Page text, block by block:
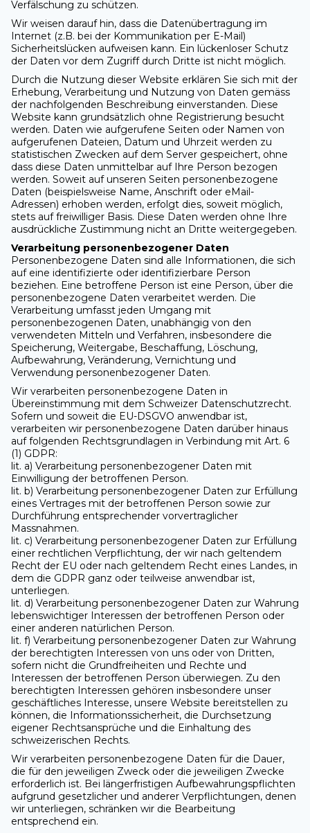
Verfälschung zu schützen.
Wir weisen darauf hin, dass die Datenübertragung im
Internet (z.B. bei der Kommunikation per E-Mail)
Sicherheitslücken aufweisen kann. Ein lückenloser Schutz
der Daten vor dem Zugriff durch Dritte ist nicht möglich.
Durch die Nutzung dieser Website erklären Sie sich mit der
Erhebung, Verarbeitung und Nutzung von Daten gemäss
der nachfolgenden Beschreibung einverstanden. Diese
Website kann grundsätzlich ohne Registrierung besucht
werden. Daten wie aufgerufene Seiten oder Namen von
aufgerufenen Dateien, Datum und Uhrzeit werden zu
statistischen Zwecken auf dem Server gespeichert, ohne
dass diese Daten unmittelbar auf Ihre Person bezogen
werden. Soweit auf unseren Seiten personenbezogene
Daten (beispielsweise Name, Anschrift oder eMail-
Adressen) erhoben werden, erfolgt dies, soweit möglich,
stets auf freiwilliger Basis. Diese Daten werden ohne Ihre
ausdrückliche Zustimmung nicht an Dritte weitergegeben.
Verarbeitung personenbezogener Daten
Personenbezogene Daten sind alle Informationen, die sich
auf eine identifizierte oder identifizierbare Person
beziehen. Eine betroffene Person ist eine Person, über die
personenbezogene Daten verarbeitet werden. Die
Verarbeitung umfasst jeden Umgang mit
personenbezogenen Daten, unabhängig von den
verwendeten Mitteln und Verfahren, insbesondere die
Speicherung, Weitergabe, Beschaffung, Löschung,
Aufbewahrung, Veränderung, Vernichtung und
Verwendung personenbezogener Daten.
Wir verarbeiten personenbezogene Daten in
Übereinstimmung mit dem Schweizer Datenschutzrecht.
Sofern und soweit die EU-DSGVO anwendbar ist,
verarbeiten wir personenbezogene Daten darüber hinaus
auf folgenden Rechtsgrundlagen in Verbindung mit Art. 6
(1) GDPR:
lit. a) Verarbeitung personenbezogener Daten mit
Einwilligung der betroffenen Person.
lit. b) Verarbeitung personenbezogener Daten zur Erfüllung
eines Vertrages mit der betroffenen Person sowie zur
Durchführung entsprechender vorvertraglicher
Massnahmen.
lit. c) Verarbeitung personenbezogener Daten zur Erfüllung
einer rechtlichen Verpflichtung, der wir nach geltendem
Recht der EU oder nach geltendem Recht eines Landes, in
dem die GDPR ganz oder teilweise anwendbar ist,
unterliegen.
lit. d) Verarbeitung personenbezogener Daten zur Wahrung
lebenswichtiger Interessen der betroffenen Person oder
einer anderen natürlichen Person.
lit. f) Verarbeitung personenbezogener Daten zur Wahrung
der berechtigten Interessen von uns oder von Dritten,
sofern nicht die Grundfreiheiten und Rechte und
Interessen der betroffenen Person überwiegen. Zu den
berechtigten Interessen gehören insbesondere unser
geschäftliches Interesse, unsere Website bereitstellen zu
können, die Informationssicherheit, die Durchsetzung
eigener Rechtsansprüche und die Einhaltung des
schweizerischen Rechts.
Wir verarbeiten personenbezogene Daten für die Dauer,
die für den jeweiligen Zweck oder die jeweiligen Zwecke
erforderlich ist. Bei längerfristigen Aufbewahrungspflichten
aufgrund gesetzlicher und anderer Verpflichtungen, denen
wir unterliegen, schränken wir die Bearbeitung
entsprechend ein.